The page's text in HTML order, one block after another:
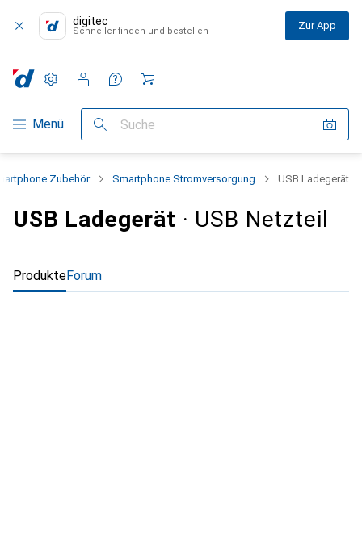
digitec
Schneller finden und bestellen Zur App
Navigation nach Kategorien
Menü Suche
Einstellungen
Kundenkonto
Vergleichslisten
Merklisten
Warenkorb
Zubehör Smartphone Stromversorgung USB Ladegerät
USB Ladegerät · USB Netzteil
ProdukteForum